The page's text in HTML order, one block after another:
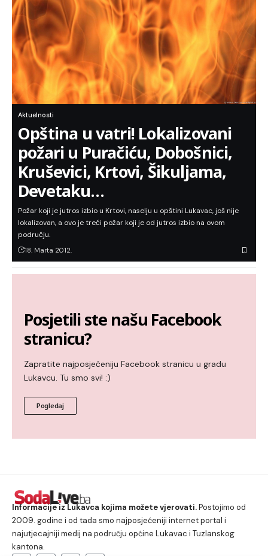
Aktuelnosti
Opština u vatri! Lokalizovani
požari u Puračiću, Dobošnici,
Kruševici, Krtovi, Šikuljama,
Devetaku…
Požar koji je jutros izbio u Krtovi, naselju u opštini Lukavac, još nije
lokalizovan, a ovo je treći požar koji je od jutros izbio na ovom
području.
18. Marta 2012.
Posjetili ste našu Facebook
stranicu?
Zapratite najposjećeniju Facebook stranicu u gradu
Lukavcu. Tu smo svi! :)
Pogledaj
Informacije iz Lukavca kojima možete vjerovati.Postojimo od
2009. godine i od tada smo najposjećeniji internet portal i
najutjecajniji medij na području općine Lukavac i Tuzlanskog
kantona.